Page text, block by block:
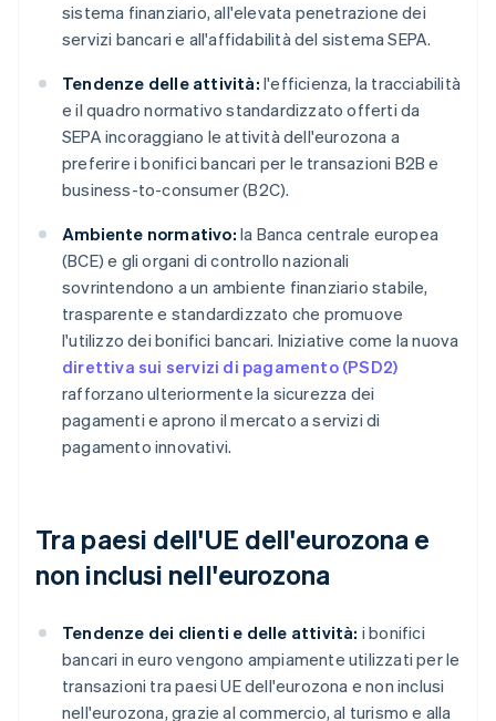
sistema finanziario, all'elevata penetrazione dei
servizi bancari e all'affidabilità del sistema SEPA.
Tendenze delle attività: l'efficienza, la tracciabilità
e il quadro normativo standardizzato offerti da
SEPA incoraggiano le attività dell'eurozona a
preferire i bonifici bancari per le transazioni B2B e
business-to-consumer (B2C).
Ambiente normativo: la Banca centrale europea
(BCE) e gli organi di controllo nazionali
sovrintendono a un ambiente finanziario stabile,
trasparente e standardizzato che promuove
l'utilizzo dei bonifici bancari. Iniziative come la nuova
direttiva sui servizi di pagamento (PSD2)
rafforzano ulteriormente la sicurezza dei
pagamenti e aprono il mercato a servizi di
pagamento innovativi.
Tra paesi dell'UE dell'eurozona e
non inclusi nell'eurozona
Tendenze dei clienti e delle attività: i bonifici
bancari in euro vengono ampiamente utilizzati per le
transazioni tra paesi UE dell'eurozona e non inclusi
nell'eurozona, grazie al commercio, al turismo e alla